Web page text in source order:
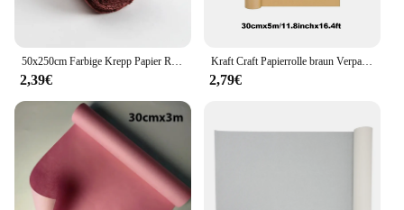
50x250cm Farbige Krepp Papier Rolle Origami Gefältelt Krepp Papier Handwerk DIY Blumen Dekoration Geschenk Verpackung Papier Handwerk
2,39€
Kraft Craft Papierrolle braun Verpackungs material Origami Papier Blumen verpackung Sammelalbum Vintage handgemachtes Dekor papier als Geschenk
2,79€